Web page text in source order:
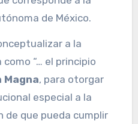
de México.
a la
“… el principio
Magna, para otorgar
especial a la
de que pueda cumplir